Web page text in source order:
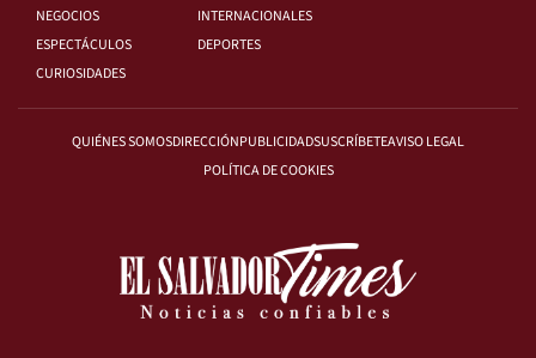
NEGOCIOS
INTERNACIONALES
ESPECTÁCULOS
DEPORTES
CURIOSIDADES
QUIÉNES SOMOSDIRECCIÓNPUBLICIDADSUSCRÍBETEAVISO LEGAL
POLÍTICA DE COOKIES